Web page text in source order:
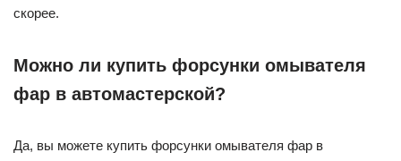
скорее.
Можно ли купить форсунки омывателя
фар в автомастерской?
Да, вы можете купить форсунки омывателя фар в